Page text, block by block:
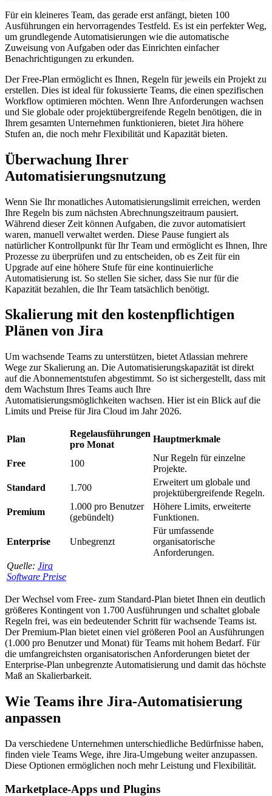
Für ein kleineres Team, das gerade erst anfängt, bieten 100
Ausführungen ein hervorragendes Testfeld. Es ist ein perfekter Weg,
um grundlegende Automatisierungen wie die automatische
Zuweisung von Aufgaben oder das Einrichten einfacher
Benachrichtigungen zu erkunden.
Der Free-Plan ermöglicht es Ihnen, Regeln für jeweils ein Projekt zu
erstellen. Dies ist ideal für fokussierte Teams, die einen spezifischen
Workflow optimieren möchten. Wenn Ihre Anforderungen wachsen
und Sie globale oder projektübergreifende Regeln benötigen, die in
Ihrem gesamten Unternehmen funktionieren, bietet Jira höhere
Stufen an, die noch mehr Flexibilität und Kapazität bieten.
Überwachung Ihrer
Automatisierungsnutzung
Wenn Sie Ihr monatliches Automatisierungslimit erreichen, werden
Ihre Regeln bis zum nächsten Abrechnungszeitraum pausiert.
Während dieser Zeit können Aufgaben, die zuvor automatisiert
waren, manuell verwaltet werden. Diese Pause fungiert als
natürlicher Kontrollpunkt für Ihr Team und ermöglicht es Ihnen, Ihre
Prozesse zu überprüfen und zu entscheiden, ob es Zeit für ein
Upgrade auf eine höhere Stufe für eine kontinuierliche
Automatisierung ist. So stellen Sie sicher, dass Sie nur für die
Kapazität bezahlen, die Ihr Team tatsächlich benötigt.
Skalierung mit den kostenpflichtigen
Plänen von Jira
Um wachsende Teams zu unterstützen, bietet Atlassian mehrere
Wege zur Skalierung an. Die Automatisierungskapazität ist direkt
auf die Abonnementstufen abgestimmt. So ist sichergestellt, dass mit
dem Wachstum Ihres Teams auch Ihre
Automatisierungsmöglichkeiten wachsen. Hier ist ein Blick auf die
Limits und Preise für Jira Cloud im Jahr 2026.
Plan
Regelausführungen
pro Monat
Hauptmerkmale
Free 100
Nur Regeln für einzelne
Projekte.
Standard
1.700
Erweitert um globale und
projektübergreifende Regeln.
Premium
1.000 pro Benutzer
(gebündelt)
Höhere Limits, erweiterte
Funktionen.
Enterprise Unbegrenzt
Für umfassende
organisatorische
Anforderungen.
Quelle: Jira
Software Preise
Der Wechsel vom Free- zum Standard-Plan bietet Ihnen ein deutlich
größeres Kontingent von 1.700 Ausführungen und schaltet globale
Regeln frei, was ein bedeutender Schritt für wachsende Teams ist.
Der Premium-Plan bietet einen viel größeren Pool an Ausführungen
(1.000 pro Benutzer und Monat) für Teams mit hohem Bedarf. Für
die umfangreichsten organisatorischen Anforderungen bietet der
Enterprise-Plan unbegrenzte Automatisierung und damit das höchste
Maß an Skalierbarkeit.
Wie Teams ihre Jira-Automatisierung
anpassen
Da verschiedene Unternehmen unterschiedliche Bedürfnisse haben,
finden viele Teams Wege, ihre Jira-Umgebung weiter anzupassen.
Diese Optionen ermöglichen noch mehr Leistung und Flexibilität.
Marketplace-Apps und Plugins